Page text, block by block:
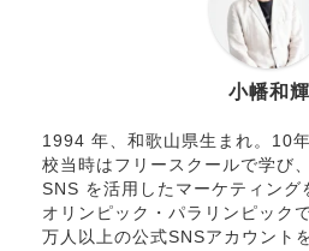
小幡和輝
1994 年、和歌山県生まれ。10
校当時はフリースクールで学び
SNS を活用したマーケティン
オリンピック・パラリンピック
万人以上の公式SNSアカウント